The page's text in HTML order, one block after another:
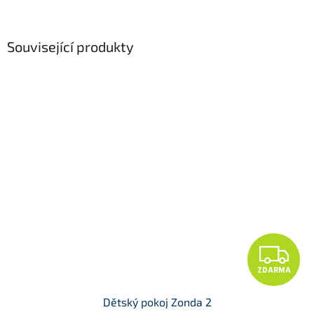
Související produkty
Z
D
ZDARMA
Dětský pokoj Zonda 2